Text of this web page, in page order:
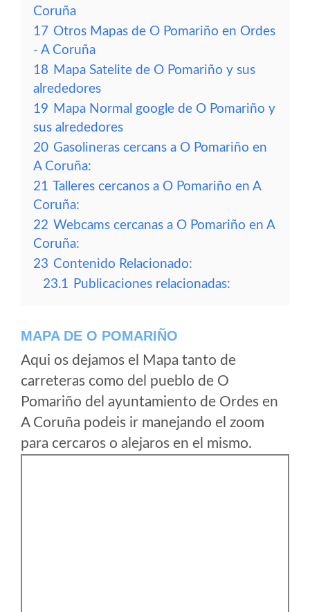
Coruña
17 Otros Mapas de O Pomariño en Ordes
- A Coruña
18 Mapa Satelite de O Pomariño y sus
alrededores
19 Mapa Normal google de O Pomariño y
sus alrededores
20 Gasolineras cercans a O Pomariño en
A Coruña:
21 Talleres cercanos a O Pomariño en A
Coruña:
22 Webcams cercanas a O Pomariño en A
Coruña:
23 Contenido Relacionado:
23.1 Publicaciones relacionadas:
MAPA DE O POMARIÑO
Aqui os dejamos el Mapa tanto de
carreteras como del pueblo de O
Pomariño del ayuntamiento de Ordes en
A Coruña podeis ir manejando el zoom
para cercaros o alejaros en el mismo.